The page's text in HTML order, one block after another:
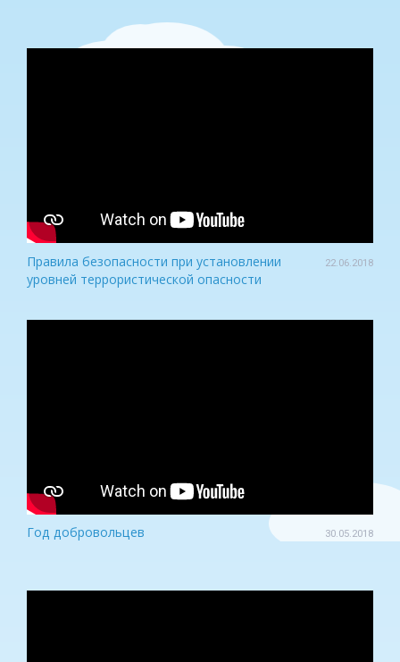
Правила безопасности при установлении
уровней террористической опасности
22.06.2018
Год добровольцев 30.05.2018